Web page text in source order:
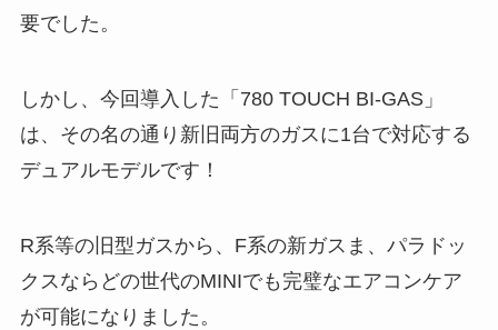
要でした。
しかし、今回導入した「780 TOUCH BI-GAS」
は、その名の通り新旧両方のガスに1台で対応する
デュアルモデルです！
R系等の旧型ガスから、F系の新ガスま、パラドッ
クスならどの世代のMINIでも完璧なエアコンケア
が可能になりました。